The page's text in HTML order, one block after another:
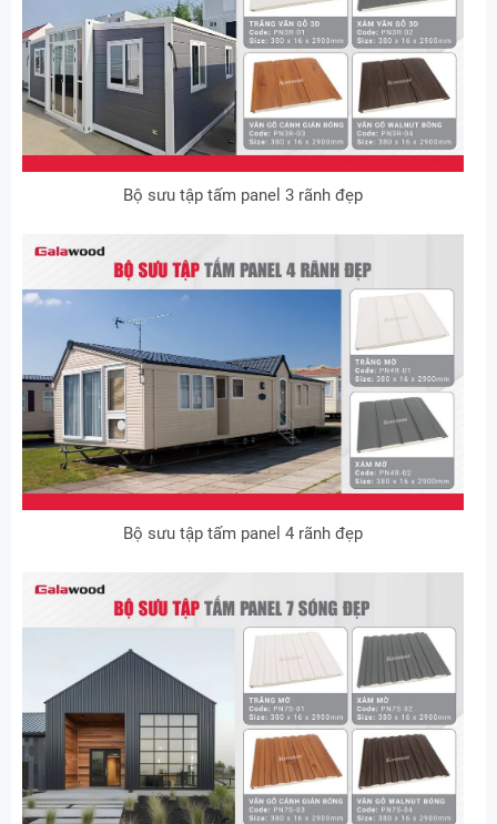
Bộ sưu tập tấm panel 3 rãnh đẹp
Bộ sưu tập tấm panel 4 rãnh đẹp